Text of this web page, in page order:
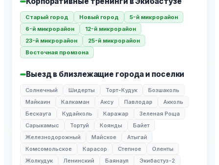
Старый город Новый город
5-й микрорайон
6-й микрорайон
12-й микрорайон
23-й микрорайон
25-й микрорайон
Восточная промзона
Выезд в близлежащие города и поселки
Солнечный Шидерты Торт-Кудук
Бозшаколь
Майкаин
Калкаман Аксу Павлодар
Акколь
Бескауга
Кудайколь Каражар
Зеленая Роща
Сарыкамыс
Тортуй Коянды
Байет
Железнодорожный
Майское
Атыгай
Комсомольское
Карасор Степное
Оленты
Жолкудук
Ленинский Баянаул Экибастуз-2